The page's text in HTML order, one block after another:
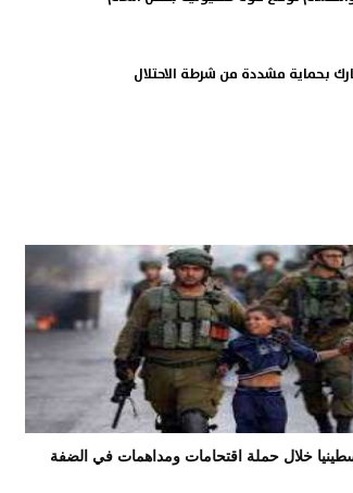
بحماية مشددة من شرطة الاحتلال
يعتقل 15 فلسطينيا خلال حملة اقتحامات ومداهمات في الضفة